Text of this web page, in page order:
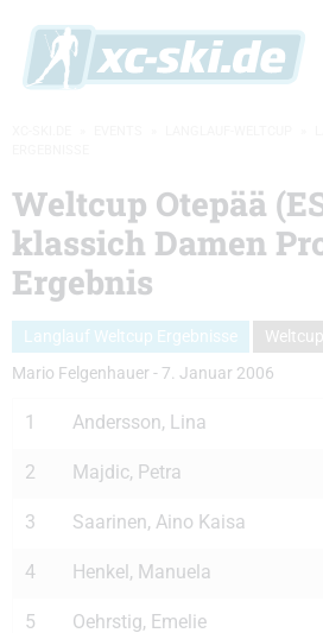
Weltcup Otepää
klassich Damen
Ergebnis
Langlauf Weltcup Ergebnisse
Weltcup
Mario Felgenhauer - 7. Januar 2006
1 Andersson, Lina
2 Majdic, Petra
3 Saarinen, Aino Kaisa
4 Henkel, Manuela
5 Oehrstig, Emelie